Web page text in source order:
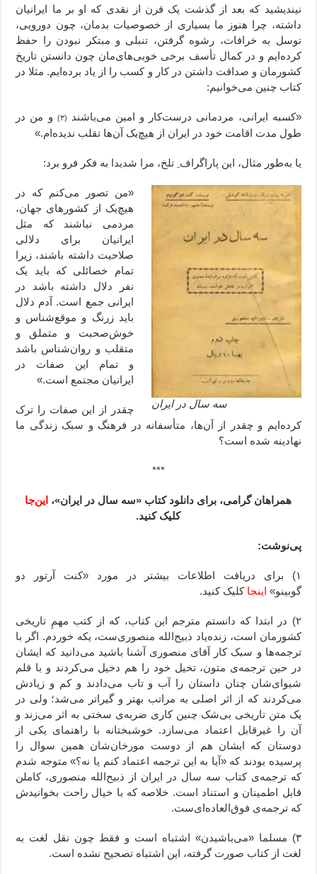
نیندیشید که بعد از گذشت یک قرن از نقدی که او بر ما ایرانیان
داشته، چرا هنوز ما بسیاری از خصوصیات بدمان، چون دورویی،
توسل به خرافات، رشوه گرفتن، تنبلی و مبتکر نبودن را حفظ
کرده‌ایم و در کمال تأسف برخی خوبی‌های‌مان چون دانستن تاریخ
کشورمان و صداقت داشتن در کار و کسب را از یاد برده‌ایم. مثلا در
کتاب چنین می‌خوانیم:
«کسبه ایرانی، مردمانی درست‌کار و امین می‌باشند (۳)
و من در
طول مدت اقامت خود در ایران از هیچ‌یک آن‌ها تقلب ندیده‌ام.»
یا به‌طور مثال، این پاراگراف ِ تلخ، مرا شدیدا به فکر فرو برد:
سه سال در ایران
«من تصور می‌کنم که در
هیچ‌یک از کشورهای جهان،‌
مردمی نباشند که مثل
ایرانیان برای دلالی
صلاحیت داشته باشند، زیرا
تمام خصائلی که باید یک
نفر دلال داشته باشد در
ایرانی جمع است. آدم دلال
باید زرنگ و موقع‌شناس و
خوش‌صحبت و متملق و
متقلب و روان‌شناس باشد
و تمام این صفات در
ایرانیان مجتمع است.»
چقدر از این صفات را ترک
کرده‌ایم و چقدر از آن‌ها، متأسفانه در فرهنگ و سبک زندگی ما
نهادینه شده است؟
***
همراهان گرامی، برای دانلود کتاب «سه سال در ایران»، این‌جا
کلیک کنید.
پی‌نوشت:
۱) برای دریافت اطلاعات بیشتر در مورد «کنت آرتور دو
گوبینو» اینجاکلیک کنید.
۲) در ابتدا که دانستم مترجم این کتاب، که از کتب مهمِ تاریخی
کشورمان است، زنده‌یاد ذبیح‌الله منصوری‌ست، یکه خوردم. اگر با
ترجمه‌ها و سبک کار آقای منصوری آشنا باشید می‌دانید که ایشان
در حین ترجمه‌ی متون، تخیل خود را هم دخیل می‌کردند و با قلم
شیوای‌شان چنان داستان را آب و تاب می‌دادند و کم و زیادش
می‌کردند که از اثر اصلی به مراتب بهتر و گیراتر می‌شد؛ ولی در
یک متن تاریخی بی‌شک چنین کاری ضربه‌ی سختی به اثر می‌زند و
آن را غیرقابل اعتماد می‌سازد. خوشبختانه با راهنمای یکی از
دوستان که ایشان هم از دوست مورخان‌شان همین سوال را
پرسیده بودند که «آیا به این ترجمه اعتماد کنم یا نه؟» متوجه شدم
که ترجمه‌ی کتاب سه سال در ایران از ذبیح‌الله منصوری، کاملن
قابل اطمینان و استناد است. خلاصه که با خیال راحت بخوانیدش
که ترجمه‌ی فوق‌العاده‌ای‌ست.
۳) مسلما «می‌باشیدن» اشتباه است و فقط چون نقل لغت به
لغت از کتاب صورت گرفته، این اشتباه تصحیح نشده است.